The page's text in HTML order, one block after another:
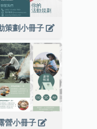
策劃小冊子
營小冊子